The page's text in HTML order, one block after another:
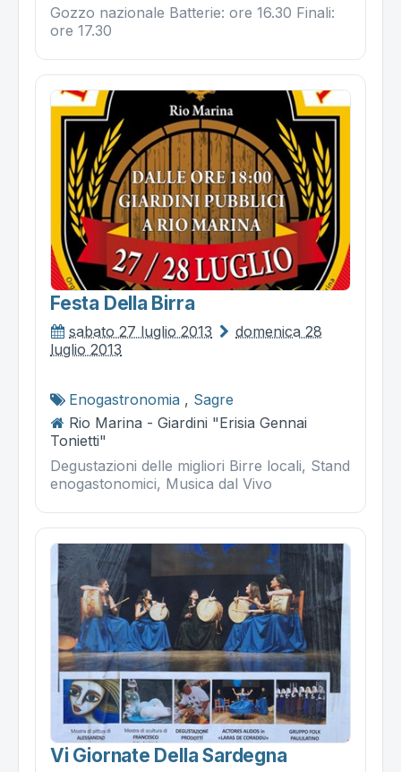
Gozzo nazionale Batterie: ore 16.30 Finali:
ore 17.30
Festa Della Birra
sabato 27 luglio 2013
domenica 28
luglio 2013
Enogastronomia , Sagre
Rio Marina - Giardini "Erisia Gennai
Tonietti"
Degustazioni delle migliori Birre locali, Stand
enogastonomici, Musica dal Vivo
Vi Giornate Della Sardegna